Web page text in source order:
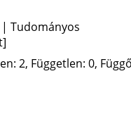
| Tudományos
2, Független: 0,